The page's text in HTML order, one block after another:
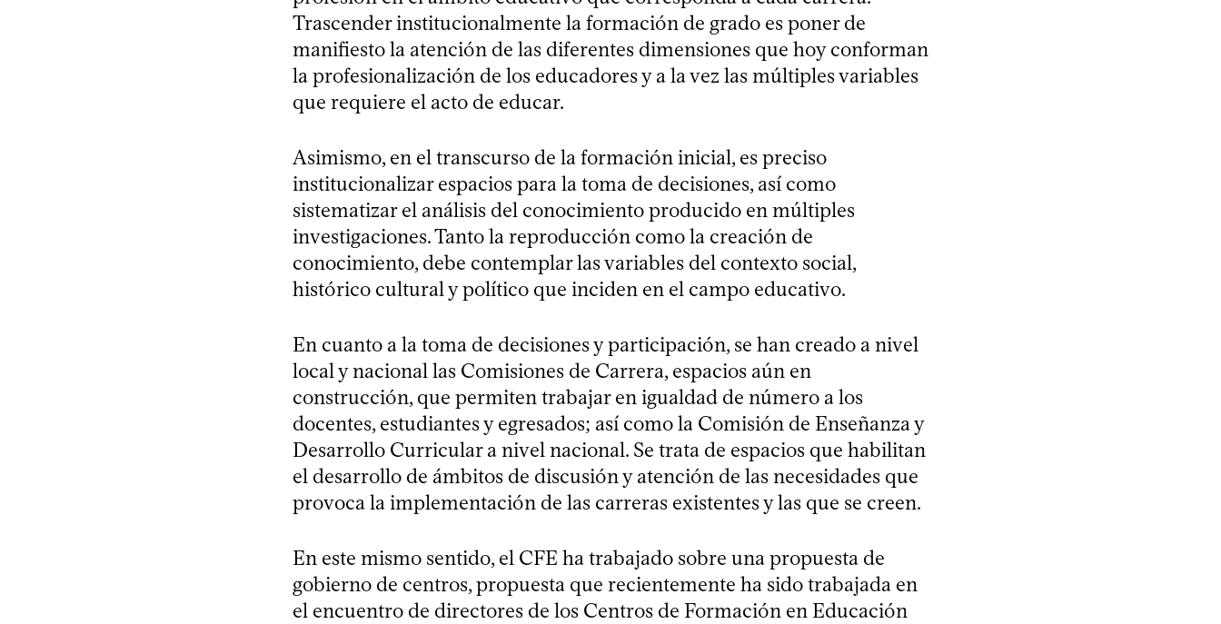
Trascender institucionalmente la formación de grado es poner de
manifiesto la atención de las diferentes dimensiones que hoy conforman
la profesionalización de los educadores y a la vez las múltiples variables
que requiere el acto de educar.
Asimismo, en el transcurso de la formación inicial, es preciso
institucionalizar espacios para la toma de decisiones, así como
sistematizar el análisis del conocimiento producido en múltiples
investigaciones. Tanto la reproducción como la creación de
conocimiento, debe contemplar las variables del contexto social,
histórico cultural y político que inciden en el campo educativo.
En cuanto a la toma de decisiones y participación, se han creado a nivel
local y nacional las Comisiones de Carrera, espacios aún en
construcción, que permiten trabajar en igualdad de número a los
docentes, estudiantes y egresados; así como la Comisión de Enseñanza y
Desarrollo Curricular a nivel nacional. Se trata de espacios que habilitan
el desarrollo de ámbitos de discusión y atención de las necesidades que
provoca la implementación de las carreras existentes y las que se creen.
En este mismo sentido, el CFE ha trabajado sobre una propuesta de
gobierno de centros, propuesta que recientemente ha sido trabajada en
el encuentro de directores de los Centros de Formación en Educación